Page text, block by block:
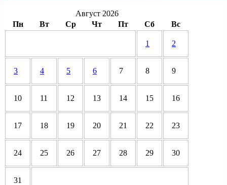
Август 2026
Пн
Вт Ср Чт Пт Сб Вс
1 2
3 4 5 6 7 8 9
10 11 12 13 14 15 16
17 18 19 20 21 22 23
24 25 26 27 28 29 30
31